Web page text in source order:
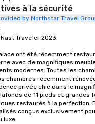
à la sécurité
by Northstar Travel
Traveler 2023.
ont été récemment
avec de magnifiques
modernes. Toutes les
chambres récemment
privée chic dans le
de 11 pieds et grandes
restaurés à la perfection.
conçus exclusivement
luxe.